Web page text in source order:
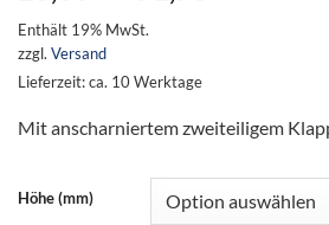
Enthält 19% MwSt.
zzgl. Versand
Lieferzeit: ca. 10 Werktage
Mit anscharniertem zweiteiligem
Höhe (mm)